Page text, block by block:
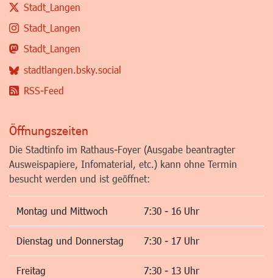
Stadt_Langen
Stadt_Langen
Stadt_Langen
stadtlangen.bsky.social
RSS-Feed
Öffnungszeiten
Die Stadtinfo im Rathaus-Foyer (Ausgabe beantragter
Ausweispapiere, Infomaterial, etc.) kann ohne Termin
besucht werden und ist geöffnet:
Montag und Mittwoch 7:30 - 16 Uhr
Dienstag und Donnerstag 7:30 - 17 Uhr
Freitag 7:30 - 13 Uhr